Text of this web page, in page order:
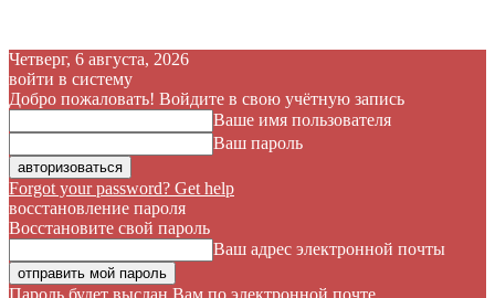
Четверг, 6 августа, 2026
войти в систему
Добро пожаловать! Войдите в свою учётную запись
Ваше имя пользователя
Ваш пароль
Forgot your password? Get help
восстановление пароля
Восстановите свой пароль
Ваш адрес электронной почты
Пароль будет выслан Вам по электронной почте.